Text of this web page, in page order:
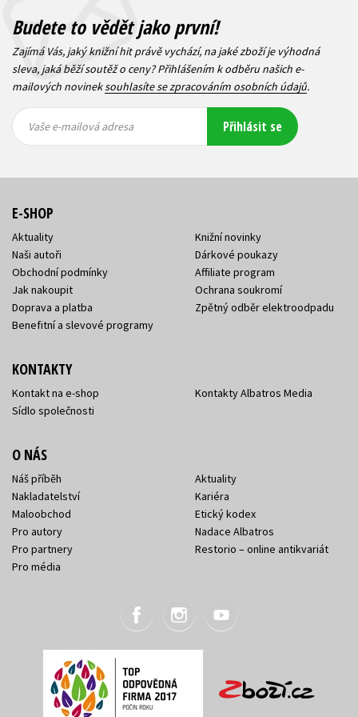
Budete to vědět jako první!
Zajímá Vás, jaký knižní hit právě vychází, na jaké zboží je výhodná
sleva, jaká běží soutěž o ceny? Přihlášením k odběru našich e-
mailových novineksouhlasíte se zpracováním osobních údajů.
mailová
mailová
Vaše e-mailová adresa Přihlásit se
E-SHOP
Aktuality
Naši autoři
Obchodní podmínky
Jak nakoupit
Doprava a platba
Benefitní a slevové programy
Knižní novinky
Dárkové poukazy
Affiliate program
Ochrana soukromí
Zpětný odběr elektroodpadu
KONTAKTY
Kontakt na e-shop
Sídlo společnosti
Kontakty Albatros Media
O NÁS
Náš příběh
Nakladatelství
Maloobchod
Pro autory
Pro partnery
Pro média
Aktuality
Kariéra
Etický kodex
Nadace Albatros
Restorio – online antikvariát